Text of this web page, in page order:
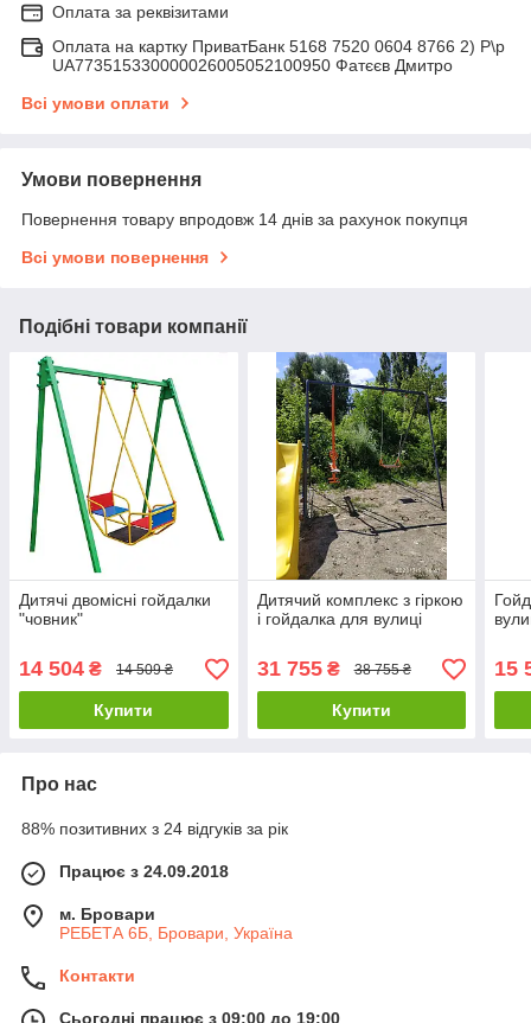
Оплата за реквізитами
Оплата на картку ПриватБанк 5168 7520 0604 8766 2) Р\р
UA773515330000026005052100950 Фатєєв Дмитро
Всі умови оплати
Умови повернення
Повернення товару впродовж 14 днів за рахунок покупця
Всі умови повернення
Подібні товари компанії
Дитячі двомісні гойдалки
"човник"
14 504 ₴ 14 509 ₴
Купити
Дитячий комплекс з гіркою
і гойдалка для вулиці
31 755₴ 38 755 ₴
Купити
15
Про нас
88% позитивних з 24 відгуків за рік
Працює з 24.09.2018
м. Бровари
РЕБЕТА 6Б, Бровари, Україна
Контакти
Сьогодні працює з 09:00 до 19:00